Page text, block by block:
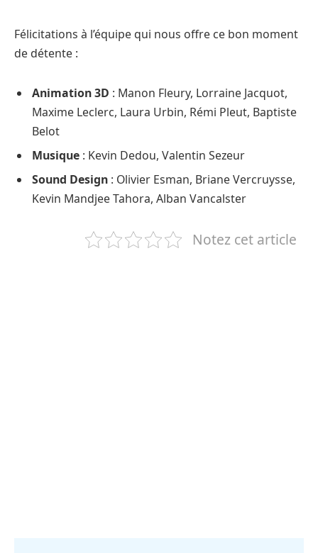
Félicitations à l’équipe qui nous offre ce bon moment
de détente :
Animation 3D : Manon Fleury, Lorraine Jacquot,
Maxime Leclerc, Laura Urbin, Rémi Pleut, Baptiste
Belot
Musique : Kevin Dedou, Valentin Sezeur
Sound Design : Olivier Esman, Briane Vercruysse,
Kevin Mandjee Tahora, Alban Vancalster
Notez cet article